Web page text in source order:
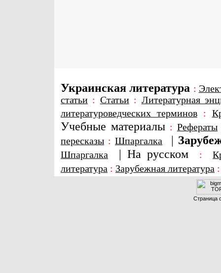
Украинская литература :
статьи : Статьи: Литературная
литературоведческих терминов:
Учебные материалы : Рефераты
пересказы : Шпаргалка |
Шпаргалка | На русском :
литература : Зарубежная литература
Страница